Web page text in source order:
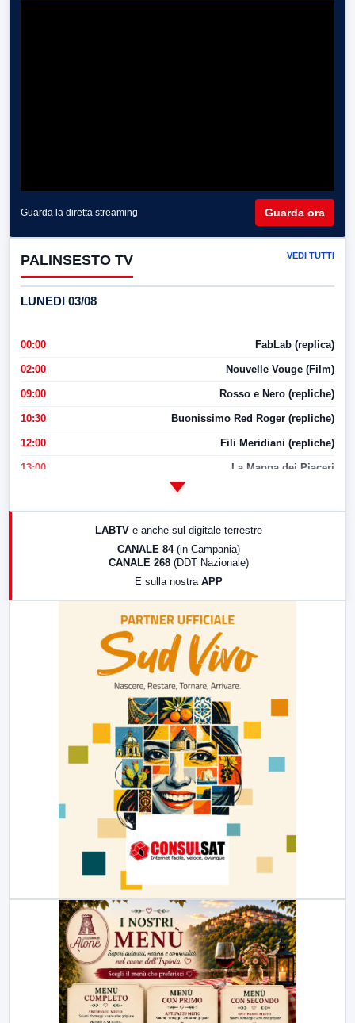
Guarda la diretta streaming Guarda ora
PALINSESTO TV VEDI TUTTI
LUNEDI 03/08
00:00 FabLab (replica)
02:00 Nouvelle Vouge (Film)
09:00 Rosso e Nero (repliche)
10:30 Buonissimo Red Roger (repliche)
12:00 Fili Meridiani (repliche)
13:00 La Mappa dei Piaceri
LABTV e anche sul digitale terrestre
CANALE 84 (in Campania)
CANALE 268 (DDT Nazionale)
E sulla nostra APP